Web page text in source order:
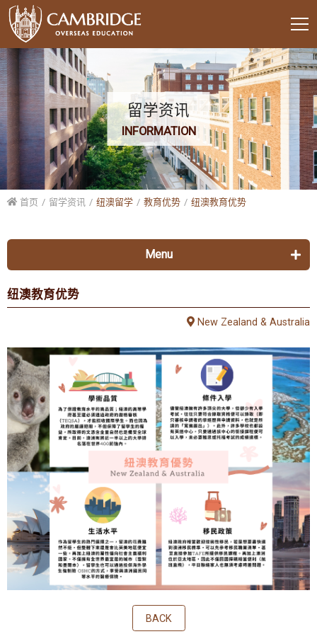
留学资讯
INFORMATION
首页 留学资讯 纽澳留学 教育优势 纽澳教育优势
Menu
美国留学
学位申请
热门领域
留学生活
问答集
英国留学
各校列表
教育优势
学位申请
热门领域
纽澳教育优势
New Zealand & Australia
BACK